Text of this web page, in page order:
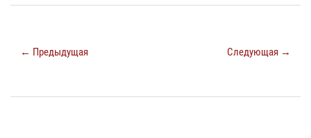
← Предыдущая Следующая →